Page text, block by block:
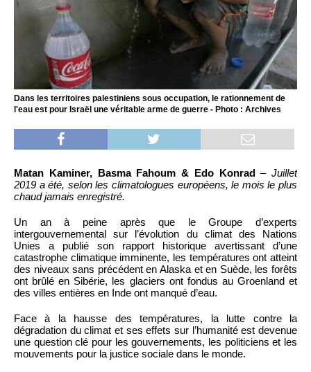
Dans les territoires palestiniens sous occupation, le rationnement de
l'eau est pour Israël une véritable arme de guerre - Photo : Archives
Matan Kaminer, Basma Fahoum & Edo Konrad– Juillet
2019 a été, selon les climatologues européens, le mois le plus
chaud jamais enregistré.
Un an à peine après que le Groupe d’experts
intergouvernemental sur l’évolution du climat des Nations
Unies a publié son rapport historique avertissant d’une
catastrophe climatique imminente, les températures ont atteint
des niveaux sans précédent en Alaska et en Suède, les forêts
ont brûlé en Sibérie, les glaciers ont fondus au Groenland et
des villes entières en Inde ont manqué d’eau.
Face à la hausse des températures, la lutte contre la
dégradation du climat et ses effets sur l’humanité est devenue
une question clé pour les gouvernements, les politiciens et les
mouvements pour la justice sociale dans le monde.